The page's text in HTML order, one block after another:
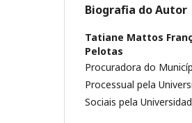
Biografia do Autor
Tatiane Mattos
Pelotas
Procuradora do
Processual pela
Sociais pela